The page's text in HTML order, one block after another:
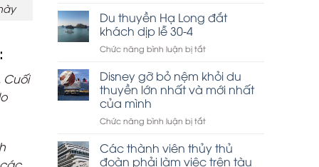
Cuối
Carnival
Ninh
siết
an
tham
quan
vịnh
Long
Du thuyền Hạ Long đắt
khách dịp lễ 30-4
Chức năng bình luận bị tắtở
thuyền
Hạ
Long
khách
lễ
30-
Disney gỡ bỏ nệm khỏi du
thuyền lớn nhất và mới nhất
của mình
Chức năng bình luận bị tắtở
bỏ
Các thành viên thủy thủ
đoàn phải làm việc trên tàu